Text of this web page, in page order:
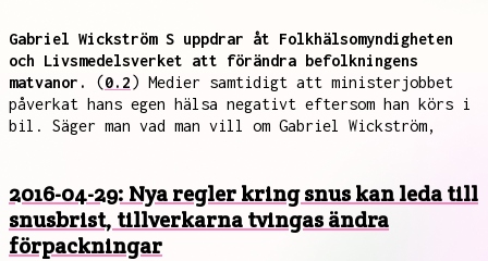
Gabriel Wickström S uppdrar åt Folkhälsomyndigheten
och Livsmedelsverket att förändra befolkningens
matvanor.
(0.2) Medier samtidigt att ministerjobbet
påverkat hans egen hälsa negativt eftersom han körs i
bil. Säger man vad man vill om Gabriel Wickström,
2016-04-29: Nya regler kring snus kan leda till
snusbrist, tillverkarna tvingas ändra
förpackningar